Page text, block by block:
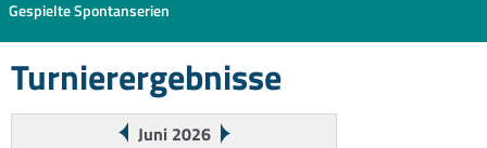
Gespielte Spontanserien
Turnierergebnisse
Juni 2026